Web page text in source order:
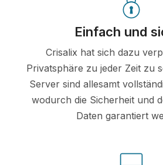
Einfach und
Crisalix hat sich dazu
Privatsphäre zu jeder Zeit zu
Server sind allesamt
wodurch die Sicherheit und
Daten garantiert